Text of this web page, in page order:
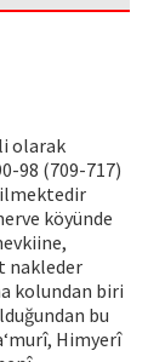
olarak
98 (709-717)
köyünde
nakleder
kolundan biri
bu
Himyerî